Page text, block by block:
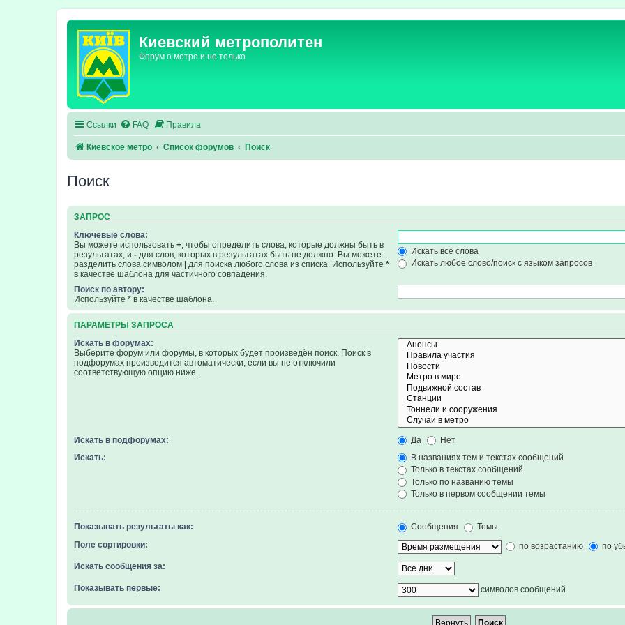
Киевский метрополитен
Форум о метро и не только
Ссылки FAQ Правила
Киевское метро Список форумов Поиск
Поиск
ЗАПРОС
Ключевые слова:
Вы можете использовать +, чтобы определить слова, которые должны быть в
результатах, и - для слов, которых в результатах быть не должно. Вы можете
разделить слова символом
для поиска любого слова из списка. Используйте *
в качестве шаблона для частичного совпадения.
Искать все слова
Искать любое слово/поиск с языком запросов
Поиск по автору:
Используйте * в качестве шаблона.
ПАРАМЕТРЫ ЗАПРОСА
Искать в форумах:
Выберите форум или форумы, в которых будет произведён поиск. Поиск в
подфорумах производится автоматически, если вы не отключили
соответствующую опцию ниже.
Искать в подфорумах: Да
Нет
Искать:
В названиях тем и текстах сообщений
Только в текстах сообщений
Только по названию темы
Только в первом сообщении темы
Показывать результаты как: Сообщения
Темы
Поле сортировки:
по возрастанию по
Искать сообщения за:
Показывать первые: символов сообщений